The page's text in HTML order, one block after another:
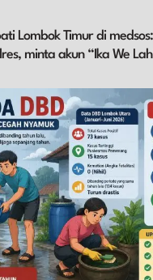
Lombok Timur di
minta akun “Ika We